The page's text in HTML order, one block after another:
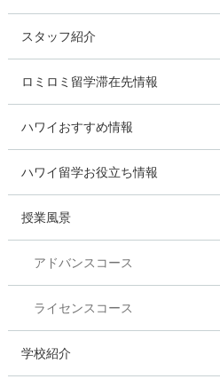
スタッフ紹介
ロミロミ留学滞在先情報
ハワイおすすめ情報
ハワイ留学お役立ち情報
授業風景
アドバンスコース
ライセンスコース
学校紹介